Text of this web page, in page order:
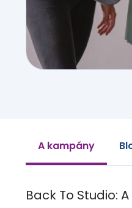
A kampány
Back To Studio: